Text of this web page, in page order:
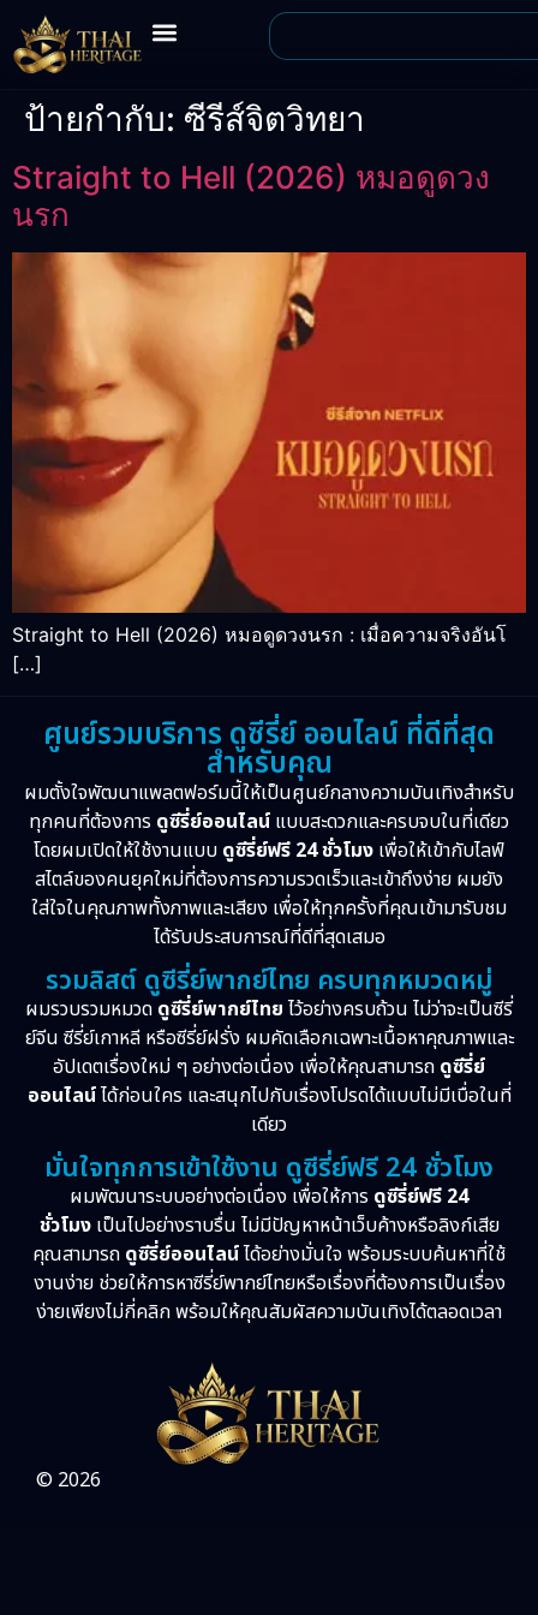
ป้ายกำกับ: ซีรีส์จิตวิทยา
Straight to Hell (2026) หมอดูดวง
นรก
Straight to Hell (2026) หมอดูดวงนรก : เมื่อความจริงอันโ
[…]
ศูนย์รวมบริการ ดูซีรี่ย์ ออนไลน์ ที่ดีที่สุด
สำหรับคุณ
ผมตั้งใจพัฒนาแพลตฟอร์มนี้ให้เป็นศูนย์กลางความบันเทิงสำหรับ
ทุกคนที่ต้องการ ดูซีรี่ย์ออนไลน์ แบบสะดวกและครบจบในที่เดียว
โดยผมเปิดให้ใช้งานแบบ ดูซีรี่ย์ฟรี 24 ชั่วโมง เพื่อให้เข้ากับไลฟ์
สไตล์ของคนยุคใหม่ที่ต้องการความรวดเร็วและเข้าถึงง่าย ผมยัง
ใส่ใจในคุณภาพทั้งภาพและเสียง เพื่อให้ทุกครั้งที่คุณเข้ามารับชม
ได้รับประสบการณ์ที่ดีที่สุดเสมอ
รวมลิสต์ ดูซีรี่ย์พากย์ไทย ครบทุกหมวดหมู่
ผมรวบรวมหมวด ดูซีรี่ย์พากย์ไทย ไว้อย่างครบถ้วน ไม่ว่าจะเป็นซีรี่
ย์จีน ซีรี่ย์เกาหลี หรือซีรี่ย์ฝรั่ง ผมคัดเลือกเฉพาะเนื้อหาคุณภาพและ
อัปเดตเรื่องใหม่ ๆ อย่างต่อเนื่อง เพื่อให้คุณสามารถ ดูซีรี่ย์
ออนไลน์ได้ก่อนใคร และสนุกไปกับเรื่องโปรดได้แบบไม่มีเบื่อในที่
เดียว
มั่นใจทุกการเข้าใช้งาน ดูซีรี่ย์ฟรี 24 ชั่วโมง
ผมพัฒนาระบบอย่างต่อเนื่อง เพื่อให้การ ดูซีรี่ย์ฟรี 24
ชั่วโมงเป็นไปอย่างราบรื่น ไม่มีปัญหาหน้าเว็บค้างหรือลิงก์เสีย
คุณสามารถ ดูซีรี่ย์ออนไลน์ได้อย่างมั่นใจ พร้อมระบบค้นหาที่ใช้
งานง่าย ช่วยให้การหาซีรี่ย์พากย์ไทยหรือเรื่องที่ต้องการเป็นเรื่อง
ง่ายเพียงไม่กี่คลิก พร้อมให้คุณสัมผัสความบันเทิงได้ตลอดเวลา
© 2026